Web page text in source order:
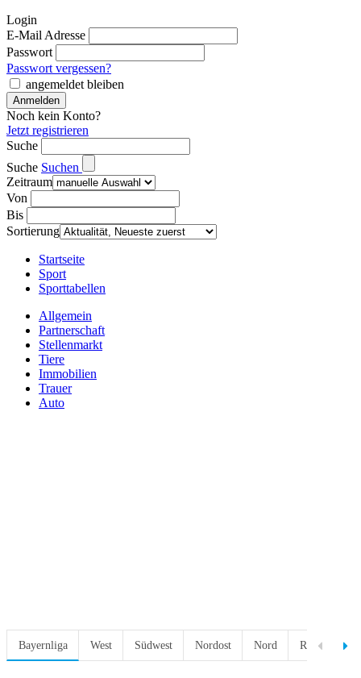
Login
E-Mail Adresse
Passwort
Passwort vergessen?
angemeldet bleiben
Noch kein Konto?
Jetzt registrieren
Suche
Suche Suchen
Zeitraum
Von
Bis
Sortierung
Startseite
Sport
Sporttabellen
Allgemein
Partnerschaft
Stellenmarkt
Tiere
Immobilien
Trauer
Auto
Bayernliga West Südwest Nordost Nord Regionalliga